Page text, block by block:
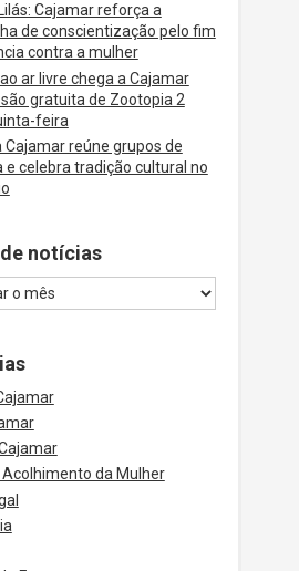
Cajamar reforça a
de conscientização pelo fim
contra a mulher
ar livre chega a Cajamar
gratuita de Zootopia 2
feira
Cajamar reúne grupos de
e celebra tradição cultural no
notícias
Acolhimento da Mulher